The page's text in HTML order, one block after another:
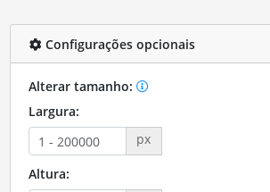
Configurações opcionais
Alterar tamanho:
Largura:
px
Altura: